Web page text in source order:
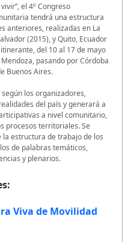
el 4º Congreso
tendrá una estructura
anteriores, realizadas en La
(2015), y Quito, Ecuador
del 10 al 17 de mayo
pasando por Córdoba
Buenos Aires.
los organizadores,
del país y generará a
a nivel comunitario,
procesos territoriales. Se
estructura de trabajo de los
de palabras temáticos,
y plenarios.
Viva de Movilidad